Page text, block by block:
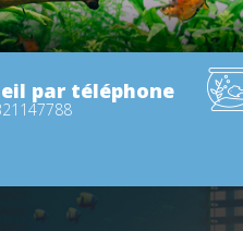
par téléphone